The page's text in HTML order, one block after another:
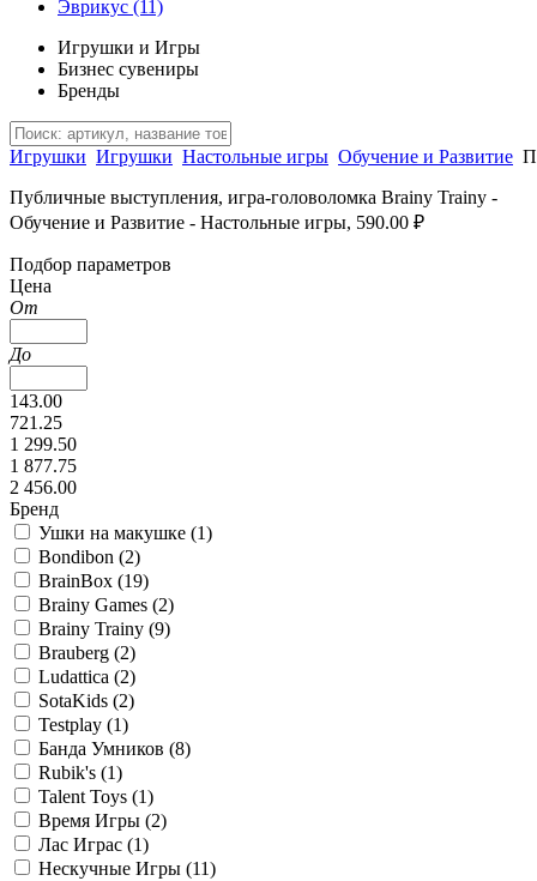
Эврикус (11)
Игрушки и Игры
Бизнес сувениры
Бренды
Игрушки Игрушки Настольные игры Обучение и Развитие
Публичные выступления, игра-головоломка Brainy Trainy -
Обучение и Развитие - Настольные игры, 590.00 ₽
Подбор параметров
Цена
От
До
143.00
721.25
1 299.50
1 877.75
2 456.00
Бренд
Ушки на макушке (1)
Bondibon (2)
BrainBox (19)
Brainy Games (2)
Brainy Trainy (9)
Brauberg (2)
Ludattica (2)
SotaKids (2)
Testplay (1)
Банда Умников (8)
Rubik's (1)
Talent Toys (1)
Время Игры (2)
Лас Играс (1)
Нескучные Игры (11)